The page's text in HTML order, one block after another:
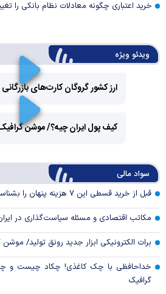
خرید اعتباری چگونه معادلات نظام بانکی را
ویدئو ویژه
ارز کشور گروگان کارت‌های بازرگانی
کیف پول ایران چیه؟/ موشن
سواد مالی
قبل از خرید قسطی این ۷ هزینه پنهان را بشناسید
مکاتب اقتصادی و مسئله سیاست‌گذاری در
برات الکترونیکی ابزار جدید رونق تولید/ موشن
خداحافظی با چک کاغذی! چکاد چیست و
گرافیک